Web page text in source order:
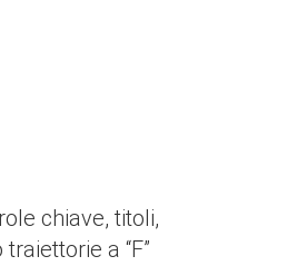
chiave, titoli,
a “F”